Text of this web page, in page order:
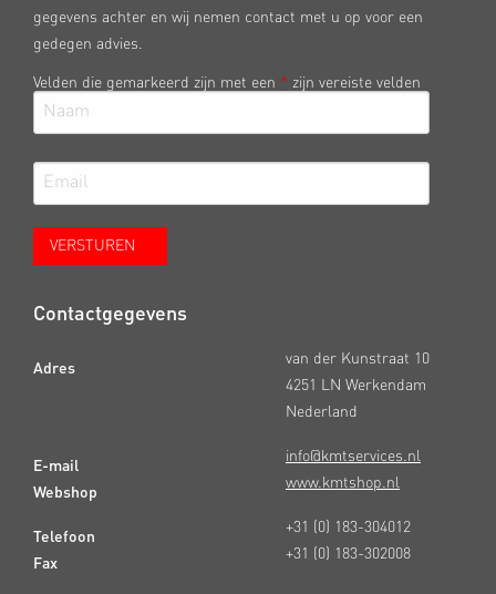
gegevens achter en wij nemen contact met u op voor een
gedegen advies.
Velden die gemarkeerd zijn met een * zijn vereiste velden
Contactgegevens
Adres
E-mail
Webshop
Telefoon
Fax
van der Kunstraat 10
4251 LN Werkendam
Nederland
info@kmtservices.nl
www.kmtshop.nl
+31 (0) 183-304012
+31 (0) 183-302008